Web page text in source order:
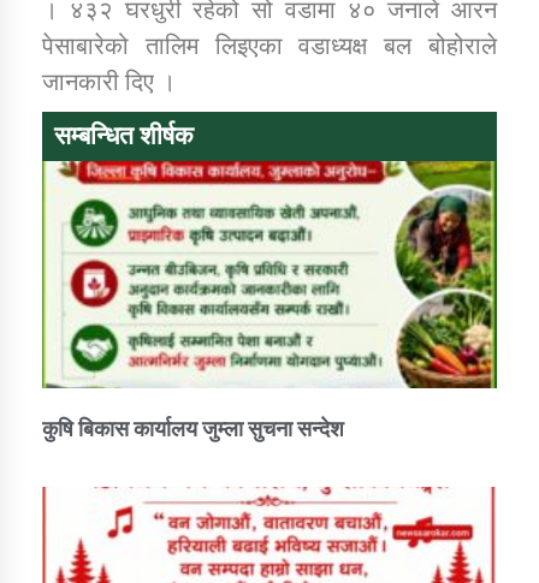
। ४३२ घरधुरी रहेको सो वडामा ४० जनाले आरन
पेसाबारेको तालिम लिइएका वडाध्यक्ष बल बोहोराले
जानकारी दिए ।
सम्बन्धित शीर्षक
कुषि बिकास कार्यालय जुम्ला सुचना सन्देश